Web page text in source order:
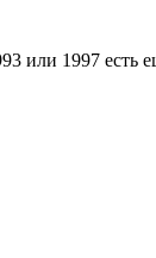
или 1997 есть